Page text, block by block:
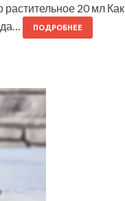
20 мл Как
ПОДРОБНЕЕ